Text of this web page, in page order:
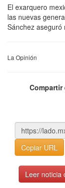
El exarquero
las nuevas
Sánchez aseguró
La Opinión
Compartir
Copiar URL
Leer noticia